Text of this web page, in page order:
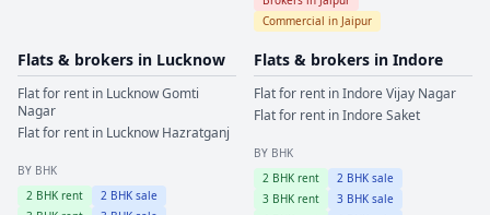
Commercial in Jaipur
Flats & brokers in Lucknow
Flat for rent in LucknowGomti
Nagar
Flat for rent in Lucknow Hazratganj
BY BHK
2 BHK rent 2 BHK sale
Flats & brokers in Indore
Flat for rent inIndoreVijay Nagar
Flat for rent inIndoreSaket
BY BHK
2 BHK rent 2 BHK sale
3 BHK rent 3 BHK sale